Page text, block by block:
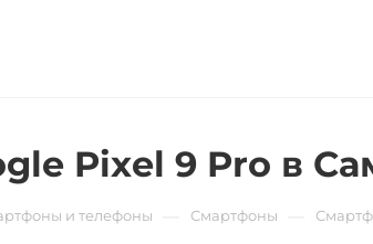
Pixel 9 Pro в
и телефоны Смартфоны